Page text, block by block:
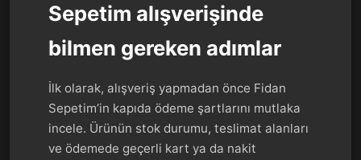
Sepetim alışverişinde
bilmen gereken adımlar
İlk olarak, alışveriş yapmadan önce Fidan
Sepetim’in kapıda ödeme şartlarını mutlaka
incele. Ürünün stok durumu, teslimat alanları
ve ödemede geçerli kart ya da nakit